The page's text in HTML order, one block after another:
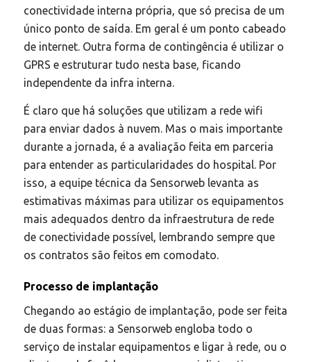
conectividade interna própria, que só precisa de um
único ponto de saída. Em geral é um ponto cabeado
de internet. Outra forma de contingência é utilizar o
GPRS e estruturar tudo nesta base, ficando
independente da infra interna.
É claro que há soluções que utilizam a rede wifi
para enviar dados à nuvem. Mas o mais importante
durante a jornada, é a avaliação feita em parceria
para entender as particularidades do hospital. Por
isso, a equipe técnica da Sensorweb levanta as
estimativas máximas para utilizar os equipamentos
mais adequados dentro da infraestrutura de rede
de conectividade possível, lembrando sempre que
os contratos são feitos em comodato.
Processo de implantação
Chegando ao estágio de implantação, pode ser feita
de duas formas: a Sensorweb engloba todo o
serviço de instalar equipamentos e ligar à rede, ou o